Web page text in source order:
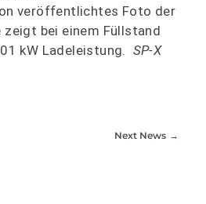
veröffentlichtes Foto der
zeigt bei einem Füllstand
kW Ladeleistung. SP-X
Next News